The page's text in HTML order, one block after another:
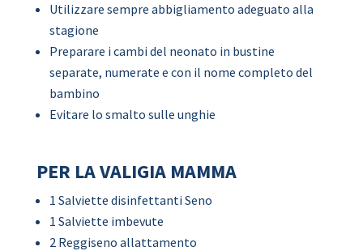
Utilizzare sempre abbigliamento adeguato alla
stagione
Preparare i cambi del neonato in bustine
separate, numerate e con il nome completo del
bambino
Evitare lo smalto sulle unghie
PER LA VALIGIA MAMMA
1 Salviette disinfettanti Seno
1 Salviette imbevute
2 Reggiseno allattamento